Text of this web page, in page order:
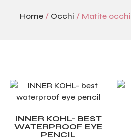
Home / Occhi / Matite occhi
INNER KOHL- BEST
WATERPROOF EYE
PENCIL